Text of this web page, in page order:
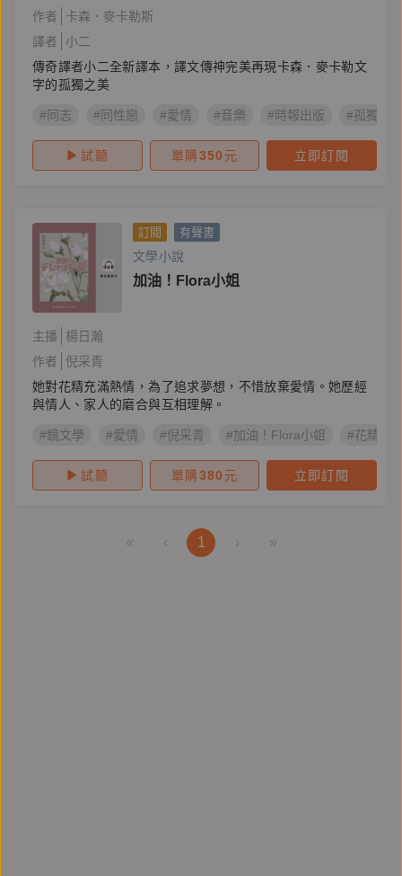
作者
卡森．麥卡勒斯
譯者
小二
傳奇譯者小二全新譯本，譯文傳神完美再現卡森．麥卡勒文
字的孤獨之美
#同志 #同性戀 #愛情 #音樂 #時報出版 #孤獨
試聽 單購350 元 立即訂閱
訂閱 有聲書
文學小說
加油！Flora小姐
主播
楊日瀚
作者
倪采青
她對花精充滿熱情，為了追求夢想，不惜放棄愛情。她歷經
與情人、家人的磨合與互相理解。
#鏡文學 #愛情 #倪采青 #加油！Flora小姐 #花精
試聽 單購380 元 立即訂閱
« ‹ 1 › »